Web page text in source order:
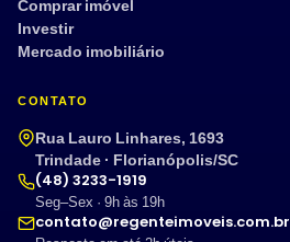
Comprar imóvel
Investir
Mercado imobiliário
CONTATO
Rua Lauro Linhares, 1693
Trindade · Florianópolis/SC
(48) 3233-1919
Seg–Sex · 9h às 19h
contato@regenteimoveis.com.br